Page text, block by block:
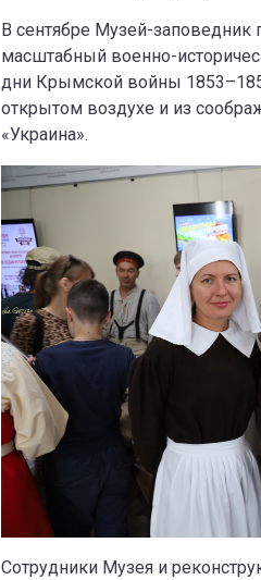
В сентябре Музей-
масштабный военно-
дни Крымской войны
открытом воздухе и из
«Украина».
Сотрудники Музея и